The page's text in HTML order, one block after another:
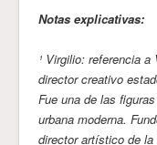
Notas explicativas:
¹ Virgilio: referencia
director creativo
Fue una de las
urbana moderna.
director artístico de